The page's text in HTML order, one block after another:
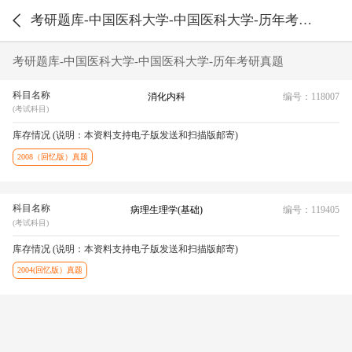
考研题库-中国医科大学-中国医科大学-历年考研真题
考研题库-中国医科大学-中国医科大学-历年考研真题
科目名称
(考试科目)
消化内科 编号：118007
库存情况 (说明：本资料支持电子版发送和扫描版邮寄)
2008（回忆版）真题
科目名称
(考试科目)
病理生理学(基础) 编号：119405
库存情况 (说明：本资料支持电子版发送和扫描版邮寄)
2004(回忆版）真题